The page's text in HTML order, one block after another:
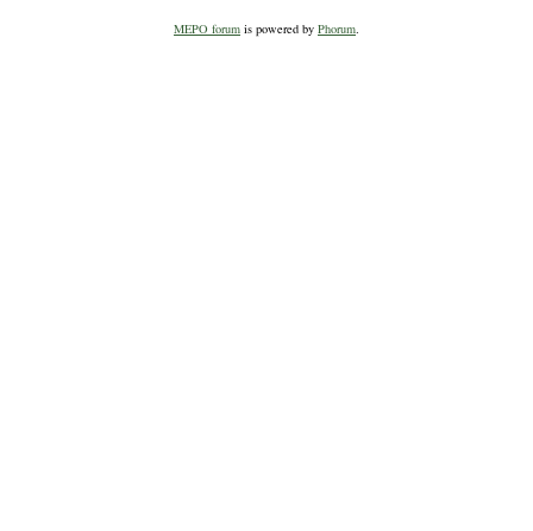
MEPO forum is powered by Phorum.